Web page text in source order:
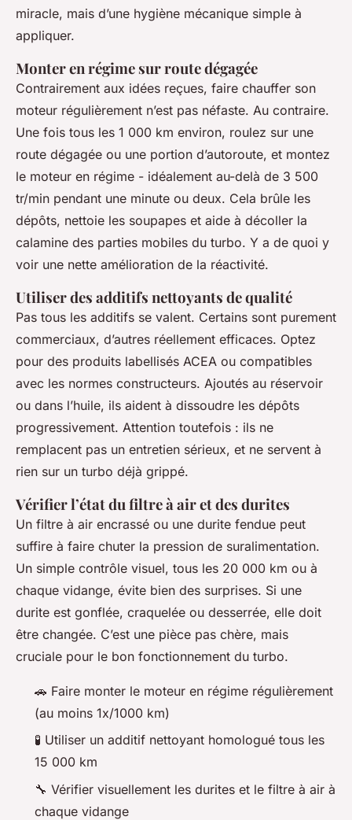
miracle, mais d’une hygiène mécanique simple à
appliquer.
Monter en régime sur route dégagée
Contrairement aux idées reçues, faire chauffer son
moteur régulièrement n’est pas néfaste. Au contraire.
Une fois tous les 1 000 km environ, roulez sur une
route dégagée ou une portion d’autoroute, et montez
le moteur en régime - idéalement au-delà de 3 500
tr/min pendant une minute ou deux. Cela brûle les
dépôts, nettoie les soupapes et aide à décoller la
calamine des parties mobiles du turbo. Y a de quoi y
voir une nette amélioration de la réactivité.
Utiliser des additifs nettoyants de qualité
Pas tous les additifs se valent. Certains sont purement
commerciaux, d’autres réellement efficaces. Optez
pour des produits labellisés ACEA ou compatibles
avec les normes constructeurs. Ajoutés au réservoir
ou dans l’huile, ils aident à dissoudre les dépôts
progressivement. Attention toutefois : ils ne
remplacent pas un entretien sérieux, et ne servent à
rien sur un turbo déjà grippé.
Vérifier l’état du filtre à air et des durites
Un filtre à air encrassé ou une durite fendue peut
suffire à faire chuter la pression de suralimentation.
Un simple contrôle visuel, tous les 20 000 km ou à
chaque vidange, évite bien des surprises. Si une
durite est gonflée, craquelée ou desserrée, elle doit
être changée. C’est une pièce pas chère, mais
cruciale pour le bon fonctionnement du turbo.
🚗 Faire monter le moteur en régime régulièrement
(au moins 1x/1000 km)
🧪 Utiliser un additif nettoyant homologué tous les
15 000 km
🔧 Vérifier visuellement les durites et le filtre à air à
chaque vidange